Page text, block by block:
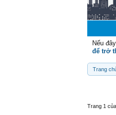
Nếu
để trở
Trang
Trang 1